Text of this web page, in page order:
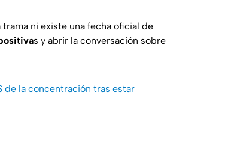
trama ni existe una fecha oficial de
s y abrir la conversación sobre
de la concentración tras estar